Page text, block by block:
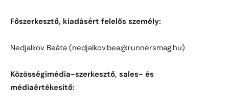
Főszerkesztő, kiadásért felelős személy:
Nedjalkov Beáta (nedjalkov.bea@runnersmag.hu)
Közösségimédia-szerkesztő, sales- és
médiaértékesítő: